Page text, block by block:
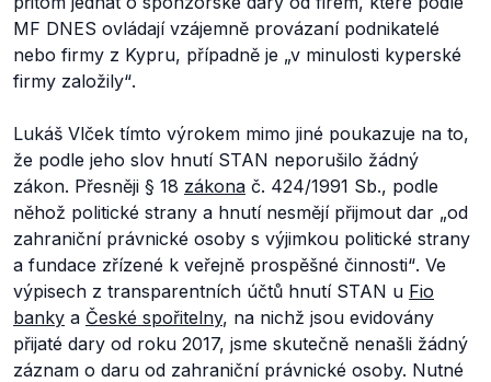
MF DNES ovládají vzájemně provázaní podnikatelé
nebo firmy z Kypru, případně je „v minulosti kyperské
firmy založily“.
Lukáš Vlček tímto výrokem mimo jiné poukazuje na to,
že podle jeho slov hnutí STAN neporušilo žádný
zákon. Přesněji § 18 zákona č. 424/1991 Sb., podle
něhož politické strany a hnutí nesmějí přijmout dar „od
zahraniční právnické osoby s výjimkou politické strany
a fundace zřízené k veřejně prospěšné činnosti“. Ve
výpisech z transparentních účtů hnutí STAN u Fio
banky a České spořitelny, na nichž jsou evidovány
přijaté dary od roku 2017, jsme skutečně nenašli žádný
záznam o daru od zahraniční právnické osoby. Nutné